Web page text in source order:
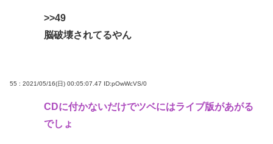
>>49
脳破壊されてるやん
55 : 2021/05/16(日) 00:05:07.47 ID:pOwWcVS/0
CDに付かないだけでツベにはライブ版があがる
でしょ